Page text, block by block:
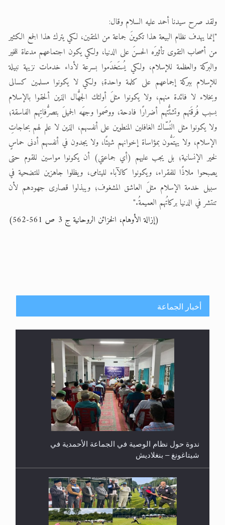
ولقد صرح سيدنا أحمد عليه السلام وقال:
"إنما يهدف نظام البيعة هذا تكوينَ جماعة من المتقين، لكي يترك هذا الجمع الكثير
من أصحاب التقوى تأثيرَه الحسنَ على الدنيا، ولكي يكون اجتماعهم مدعاة للخير
والبركة والعظمة للإسلام، ولكي يُستَخدَموا بسرعة لأداء خدمات نزيهة نبيلة
للإسلام ببركة إجماعهم على كلمة واحدة؛ ولكي لا يكونوا مسلمين كسالى
وبخلاء لا فائدة منهم، ولا يكونوا مثلَ أولئك الجهُّال الذين ألحقوا بالإسلام
بسبب فُرقَتهم وتشتُّتهم أضرارًا فادحة، ووصَموا وجهَه الجميلَ بتصرُّفاتِهم الفاسقة؛
ولا يكونوا مثل النُسّاك الغافلين المنطوين على أنفسهم، الذين لا علم لهم بحاجاتِ
الإسلام، ولا يهتَمُّون بمؤاساة إخوانهم شيئًا، ولا يجدون في أنفسهم أدنى حماسٍ
لخير الإنسانية؛ بل يجب عليهم (أي جماعتي) أن يكونوا مواسين للقوم حتى
يصبحوا ملاذًا للفقراء، ويكونوا كالآباء لليتامى، ويظلوا جاهزين للتضحية في
سبيل خدمة الإسلام مثلَ العاشق المشغوف؛ ويبذلوا قصارى جهودهم لأن
تنتشر في الدنيا بركاتُهم العميمةُ."
(إزالة الأوهام، الخزائن الروحانية ج 3 ص 561-562)
أخبار الجماعة
ندوة حول نظام الوصية في الجماعة الأحمدية في
شيتاغونغ – بنغلاديش